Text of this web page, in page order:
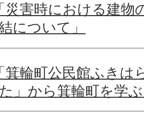
災害時における建物
について」
箕輪町公民館ふきは
」から箕輪町を学